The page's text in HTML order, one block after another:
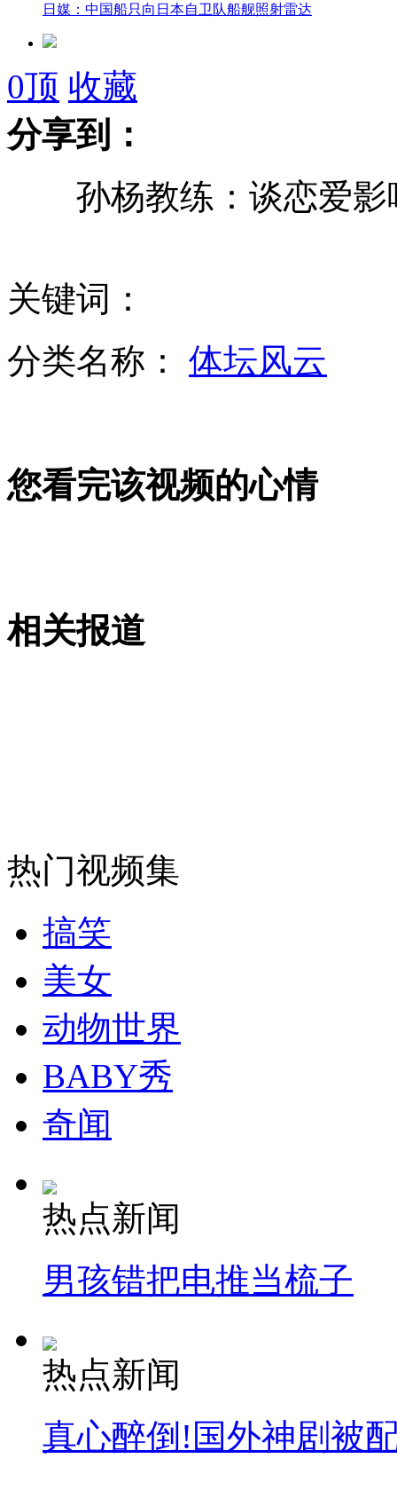
日媒：中国船只向日本自卫队船舰照射雷达
日多地PM2.5超标称受中国雾霾影响
FBI成功救出遭退役老兵劫持儿童
山西运城恶犬咬伤多人 警民合力深夜将其击毙
安徽一实载49人客车翻车
走！跟着总书记去植树
消防员救轻生者 花炮节热闹非凡
纽约上演“枕头大战”
司机酒驾遇交警 急速倒车逃窜
0顶 收藏
分享到：
孙杨教练：谈恋爱影
关键词：
分类名称： 体坛风云
您看完该视频的心情
相关报道
热门视频集
搞笑
美女
动物世界
BABY秀
奇闻
热点新闻
男孩错把电推当梳子
热点新闻
真心醉倒!国外神剧被